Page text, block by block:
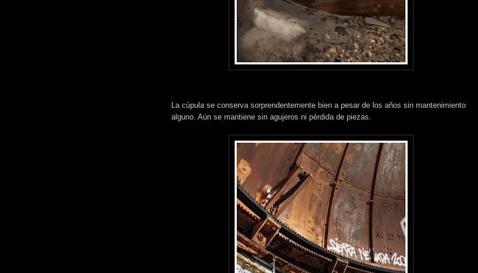
La cúpula se conserva sorprendentemente bien a pesar de los años sin mantenimiento
alguno. Aún se mantiene sin agujeros ni pérdida de piezas.